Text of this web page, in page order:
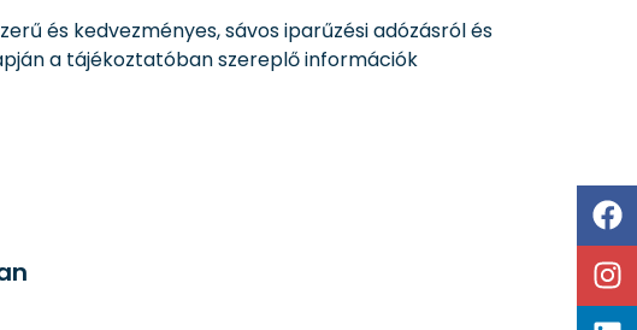
és kedvezményes, sávos iparűzési adózásról és
a tájékoztatóban szereplő információk